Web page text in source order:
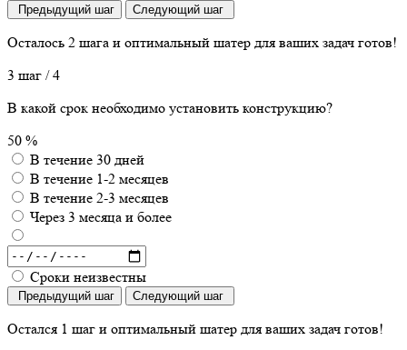
Предыдущий шаг Следующий шаг
Осталось 2 шага и оптимальный шатер для ваших задач готов!
3 шаг / 4
В какой срок необходимо установить конструкцию?
50 %
В течение 30 дней
В течение 1-2 месяцев
В течение 2-3 месяцев
Через 3 месяца и более
Сроки неизвестны
Предыдущий шаг Следующий шаг
Остался 1 шаг и оптимальный шатер для ваших задач готов!